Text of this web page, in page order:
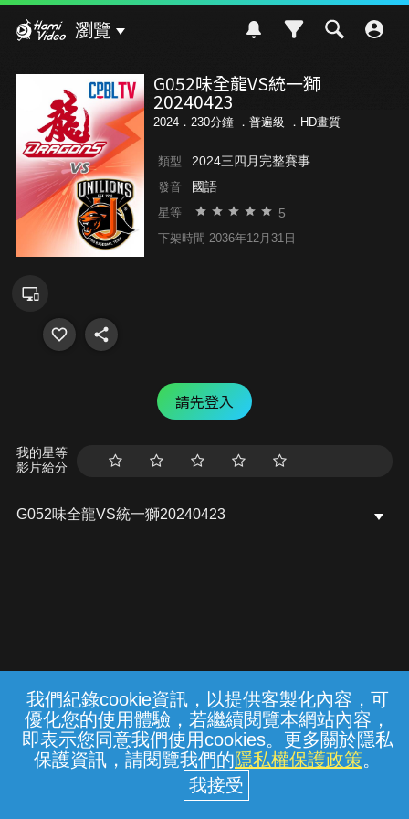
我們紀錄cookie資訊，以提供客製化內容，可
優化您的使用體驗，若繼續閱覽本網站內容，
即表示您同意我們使用cookies。更多關於隱私
保護資訊，請閱覽我們的隱私權保護政策。
瀏覽
G052味全龍VS統一獅
20240423
2024．230分鐘 ． 普遍級 ．HD畫質
類型 2024三四月完整賽事
發音 國語
星等 5
下架時間 2036年12月31日
請先登入
我的星等
影片給分
G052味全龍VS統一獅20240423
常見問題 線上客服 服務條款 隱私權保護
中華電信股份有限公司個人家庭分公司
(統一編號：96979949) © 2026
{{notifyMsg}}